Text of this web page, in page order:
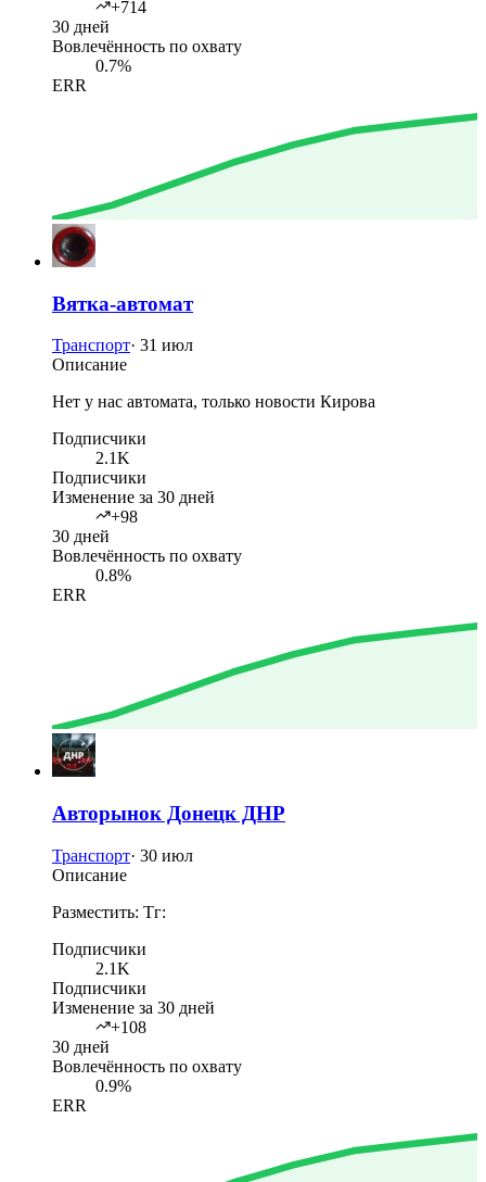
+714
30 дней
Вовлечённость по охвату
0.7%
ERR
Вятка-автомат
Транспорт· 31 июл
Описание
Нет у нас автомата, только новости Кирова
Подписчики
2.1K
Подписчики
Изменение за 30 дней
+98
30 дней
Вовлечённость по охвату
0.8%
ERR
Авторынок Донецк ДНР
Транспорт· 30 июл
Описание
Разместить: Тг:
Подписчики
2.1K
Подписчики
Изменение за 30 дней
+108
30 дней
Вовлечённость по охвату
0.9%
ERR